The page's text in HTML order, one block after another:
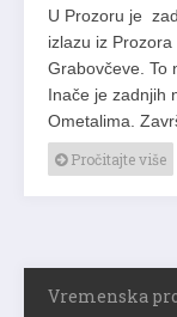
U Prozoru je
izlazu iz
Grabovčeve. To
Inače je zadnjih
Ometalima.
Pročitajte više
Vremenska